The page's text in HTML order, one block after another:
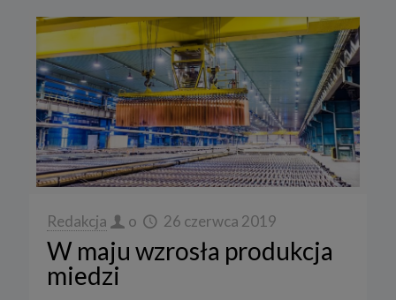
Redakcja o 26 czerwca 2019
W maju wzrosła produkcja
miedzi